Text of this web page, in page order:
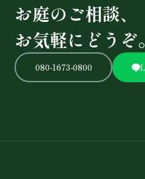
お庭のご相談、
お気軽にどうぞ。
080-1673-0800